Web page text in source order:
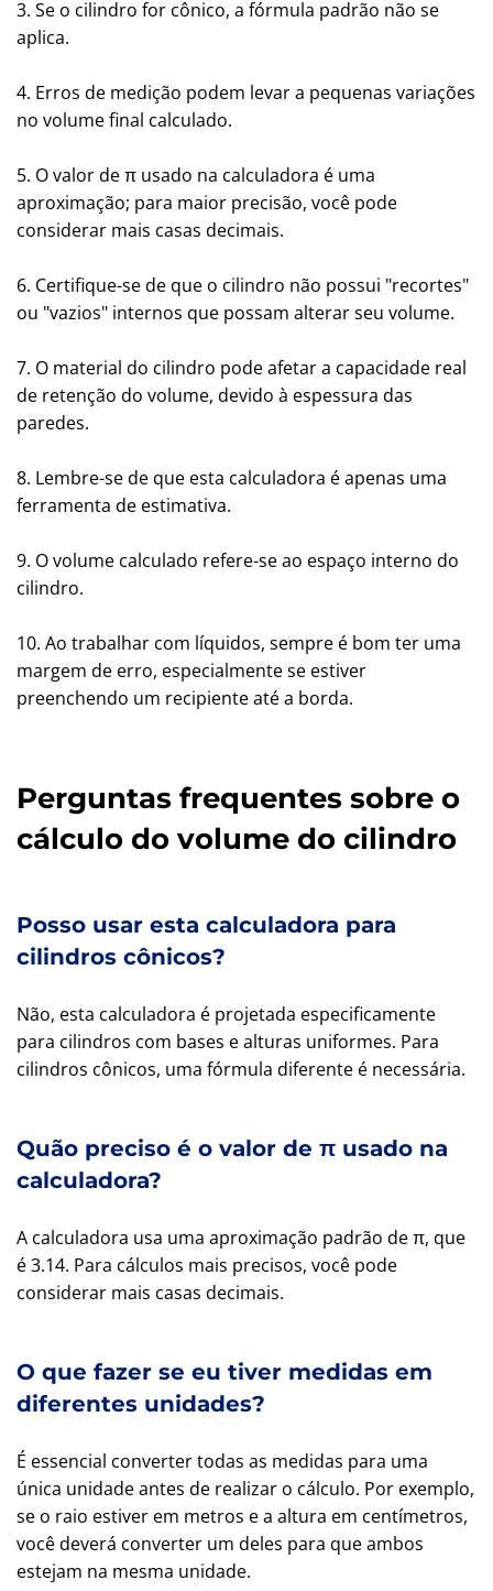
3. Se o cilindro for cônico, a fórmula padrão não se
aplica.
4. Erros de medição podem levar a pequenas variações
no volume final calculado.
5. O valor de π usado na calculadora é uma
aproximação; para maior precisão, você pode
considerar mais casas decimais.
6. Certifique-se de que o cilindro não possui "recortes"
ou "vazios" internos que possam alterar seu volume.
7. O material do cilindro pode afetar a capacidade real
de retenção do volume, devido à espessura das
paredes.
8. Lembre-se de que esta calculadora é apenas uma
ferramenta de estimativa.
9. O volume calculado refere-se ao espaço interno do
cilindro.
10. Ao trabalhar com líquidos, sempre é bom ter uma
margem de erro, especialmente se estiver
preenchendo um recipiente até a borda.
Perguntas frequentes sobre o
cálculo do volume do cilindro
Posso usar esta calculadora para
cilindros cônicos?
Não, esta calculadora é projetada especificamente
para cilindros com bases e alturas uniformes. Para
cilindros cônicos, uma fórmula diferente é necessária.
Quão preciso é o valor de π usado na
calculadora?
A calculadora usa uma aproximação padrão de π, que
é 3.14. Para cálculos mais precisos, você pode
considerar mais casas decimais.
O que fazer se eu tiver medidas em
diferentes unidades?
É essencial converter todas as medidas para uma
única unidade antes de realizar o cálculo. Por exemplo,
se o raio estiver em metros e a altura em centímetros,
você deverá converter um deles para que ambos
estejam na mesma unidade.